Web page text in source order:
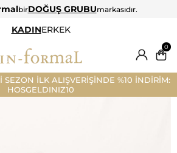
birDOĞUŞ GRUBUmarkasıdır.
KADINERKEK
0
SEZON İLK ALIŞVERİŞİNDE %10 İNDİRİM:
HOSGELDINIZ10